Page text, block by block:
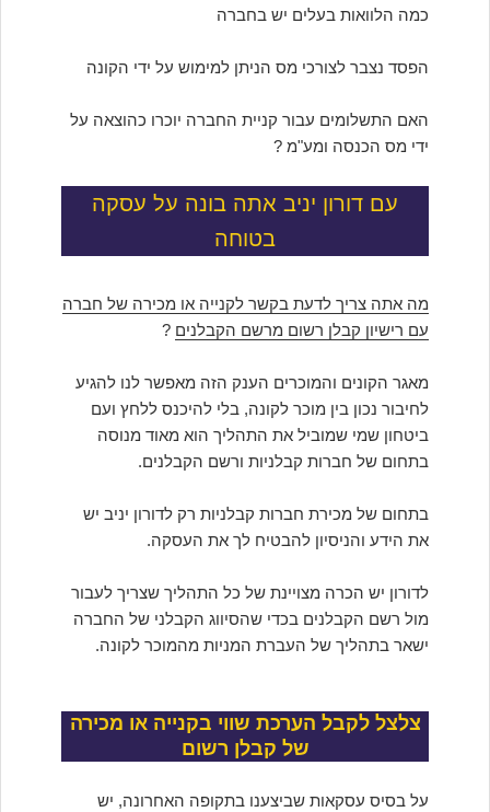
כמה הלוואות בעלים יש בחברה
הפסד נצבר לצורכי מס הניתן למימוש על ידי הקונה
האם התשלומים עבור קניית החברה יוכרו כהוצאה על
ידי מס הכנסה ומע"מ ?
עם דורון יניב אתה בונה על עסקה
בטוחה
מה אתה צריך לדעת בקשר לקנייה או מכירה של חברה
עם רישיון קבלן רשום מרשם הקבלנים ?
מאגר הקונים והמוכרים הענק הזה מאפשר לנו להגיע
לחיבור נכון בין מוכר לקונה, בלי להיכנס ללחץ ועם
ביטחון שמי שמוביל את התהליך הוא מאוד מנוסה
בתחום של חברות קבלניות ורשם הקבלנים.
בתחום של מכירת חברות קבלניות רק לדורון יניב יש
את הידע והניסיון להבטיח לך את העסקה.
לדורון יש הכרה מצויינת של כל התהליך שצריך לעבור
מול רשם הקבלנים בכדי שהסיווג הקבלני של החברה
ישאר בתהליך של העברת המניות מהמוכר לקונה.
צלצל לקבל הערכת שווי בקנייה או מכירה
של קבלן רשום
על בסיס עסקאות שביצענו בתקופה האחרונה, יש